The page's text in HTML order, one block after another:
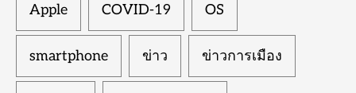
Apple COVID-19 OS
smartphone ข่าว ข่าวการเมือง